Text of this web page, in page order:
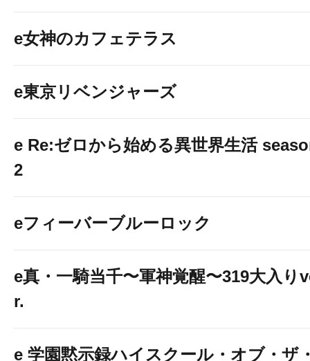
e女神のカフェテラス
e東京リベンジャーズ
e Re:ゼロから始める異世界生活
2
eフィーバーブルーロック
e真・一騎当千〜軍神覚醒〜319大入り
r.
e 学園黙示録ハイスクール・オブ・ザ